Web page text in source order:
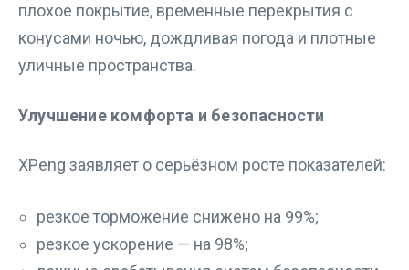
плохое покрытие, временные перекрытия с
конусами ночью, дождливая погода и плотные
уличные пространства.
Улучшение комфорта и безопасности
XPeng заявляет о серьёзном росте показателей:
резкое торможение снижено на 99%;
резкое ускорение — на 98%;